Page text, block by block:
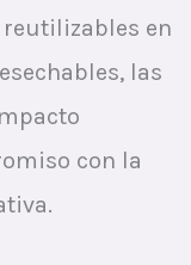
en
las
con la